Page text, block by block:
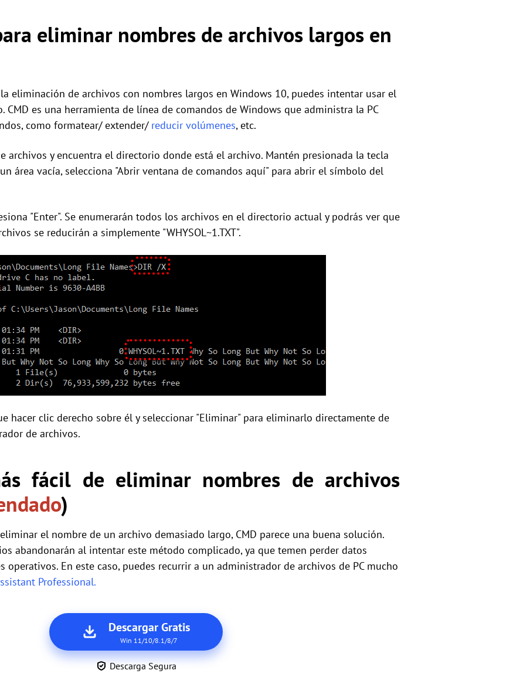
eliminar nombres de archivos largos en
eliminación de archivos con nombres largos en Windows 10, puedes intentar usar el
es una herramienta de línea de comandos de Windows que administra la PC
como formatear/ extender/reducir volúmenes, etc.
archivos y encuentra el directorio donde está el archivo. Mantén presionada la tecla
área vacía, selecciona "Abrir ventana de comandos aquí" para abrir el símbolo del
"Enter". Se enumerarán todos los archivos en el directorio actual y podrás ver que
se reducirán a simplemente "WHYSOL~1.TXT".
hacer clic derecho sobre él y seleccionar "Eliminar" para eliminarlo directamente de
de archivos.
fácil de eliminar nombres de archivos
)
el nombre de un archivo demasiado largo, CMD parece una buena solución.
abandonarán al intentar este método complicado, ya que temen perder datos
operativos. En este caso, puedes recurrir a un administrador de archivos de PC mucho
Professional.
Descargar Gratis
Win 11/10/8.1/8/7
Descarga Segura